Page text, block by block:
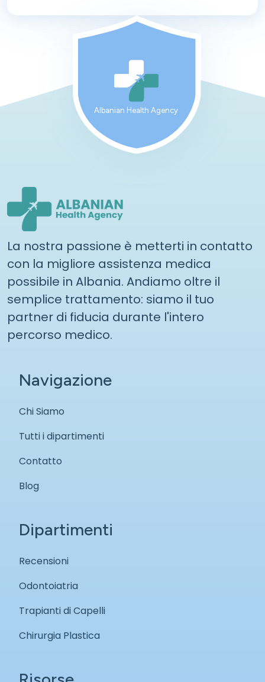
Albanian Health Agency
La nostra passione è metterti in contatto
con la migliore assistenza medica
possibile in Albania. Andiamo oltre il
semplice trattamento: siamo il tuo
partner di fiducia durante l'intero
percorso medico.
Navigazione
Chi Siamo
Tutti i dipartimenti
Contatto
Blog
Dipartimenti
Recensioni
Odontoiatria
Trapianti di Capelli
Chirurgia Plastica